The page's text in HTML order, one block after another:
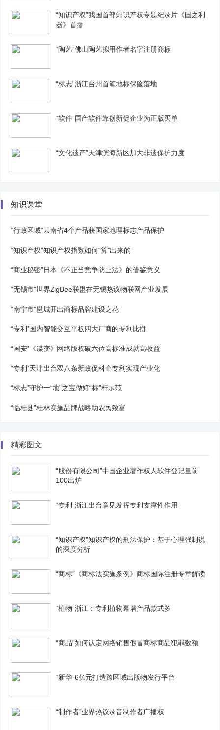
“知识产权”我国首部知识产权专题纪录片《国之利
器》首播
“陶艺”佛山陶艺拟用作者名字注册商标
“标志”浙江台州首笔地标保险落地
“软件”国产软件靠创新促企业为正版买单
“文化遗产”天津滨海新区加大非遗保护力度
知识课堂
“行政区域”云南省4个产品获国家地理标志产品保护
“知识产权”知识产权指数如何“算”出来的
“商业秘密”日本《不正当竞争防止法》的借鉴意义
“无锡市”世界ZigBee联盟在无锡热议物联网产业发展
“南宁市”邕城开出商标品牌建设之花
“专利”国内智能交互平板四大厂商的专利比拼
“国安”《谍变》网络版权破六位高标准成就高收益
“专利”天津出台双八条新政促科企专利实现产业化
“标志”守护一“地”之宝做好“标”杆示范
“临桂县”桂林实施品牌战略助农民致富
精彩图文
“股份有限公司”中国企业著作权人软件登记量前
100出炉
“专利”浙江出台意见发挥专利支撑性作用
“知识产权”知识产权的刑法保护：基于心理强制说
的深度分析
“商标”《商标法实施条例》商标国际注册专章解读
“植物”浙江：专利植物幕墙产品款式多
“商品”如何认定网络销售假冒商标商品犯罪数额
“新华”6亿元打造跨区域出版物发行平台
“制作者”业界热议录音制作者广播权